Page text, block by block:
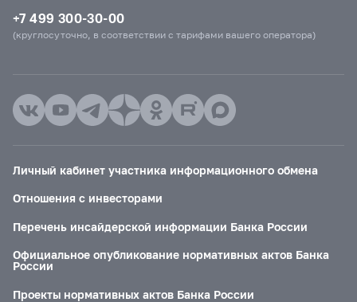
+7 499 300-30-00
(круглосуточно, в соответствии с тарифами вашего оператора)
Личный кабинет участника информационного обмена
Отношения с инвесторами
Перечень инсайдерской информации Банка России
Официальное опубликование нормативных актов Банка
России
Проекты нормативных актов Банка России